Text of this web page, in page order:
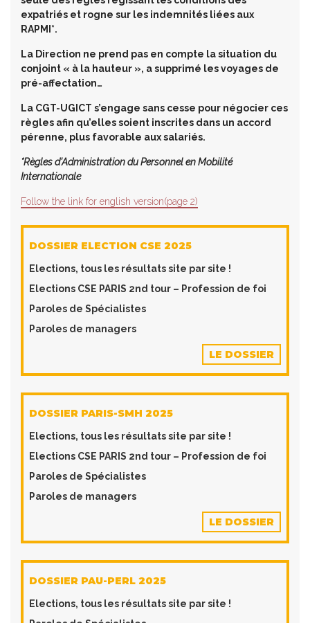
expatriés et rogne sur les indemnités liées aux
RAPMI*.
La Direction ne prend pas en compte la situation du
conjoint « à la hauteur », a supprimé les voyages de
pré-affectation…
La CGT-UGICT s’engage sans cesse pour négocier ces
règles afin qu’ellessoient inscrites dans un accord
pérenne, plus favorable aux salariés.
*Règles d’Administration du Personnel en Mobilité
Internationale
Follow the link for english version(page 2)
DOSSIER ELECTION CSE 2025
​Elections, tous les résultats site par site !
Elections CSE PARIS 2nd tour – Profession de foi
Paroles de Spécialistes
Paroles de managers
LE DOSSIER
DOSSIER PARIS-SMH 2025
​Elections, tous les résultats site par site !
Elections CSE PARIS 2nd tour – Profession de foi
Paroles de Spécialistes
Paroles de managers
LE DOSSIER
DOSSIER PAU-PERL 2025
​Elections, tous les résultats site par site !